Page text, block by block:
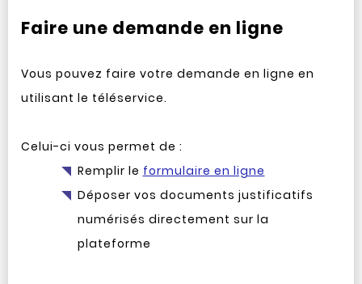
Faire une demande en ligne
Vous pouvez faire votre demande en ligne en
utilisant le téléservice.
Celui-ci vous permet de :
Remplir le formulaire en ligne
Déposer vos documents justificatifs
numérisés directement sur la
plateforme